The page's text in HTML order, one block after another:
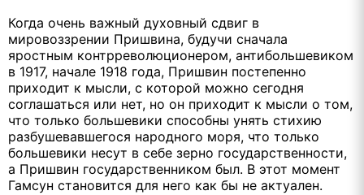
Когда очень важный духовный сдвиг в
мировоззрении Пришвина, будучи сначала
яростным контрреволюционером, антибольшевиком
в 1917, начале 1918 года, Пришвин постепенно
приходит к мысли, с которой можно сегодня
соглашаться или нет, но он приходит к мысли о том,
что только большевики способны унять стихию
разбушевавшегося народного моря, что только
большевики несут в себе зерно государственности,
а Пришвин государственником был. В этот момент
Гамсун становится для него как бы не актуален.